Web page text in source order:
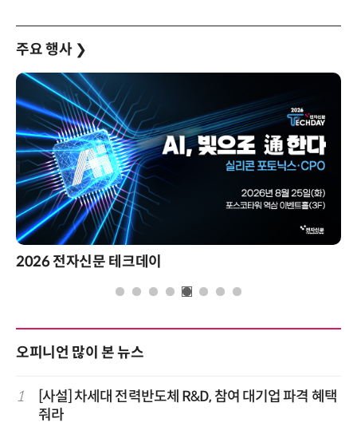
주요 행사 ❯
제8회 AI정부 혁신 콘퍼런스
오피니언 많이 본 뉴스
1
[사설] 차세대 전력반도체 R&D, 참여 대기업 파격 혜택
줘라